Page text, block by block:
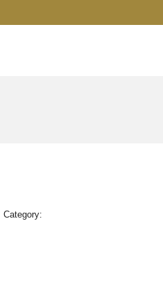
Category: